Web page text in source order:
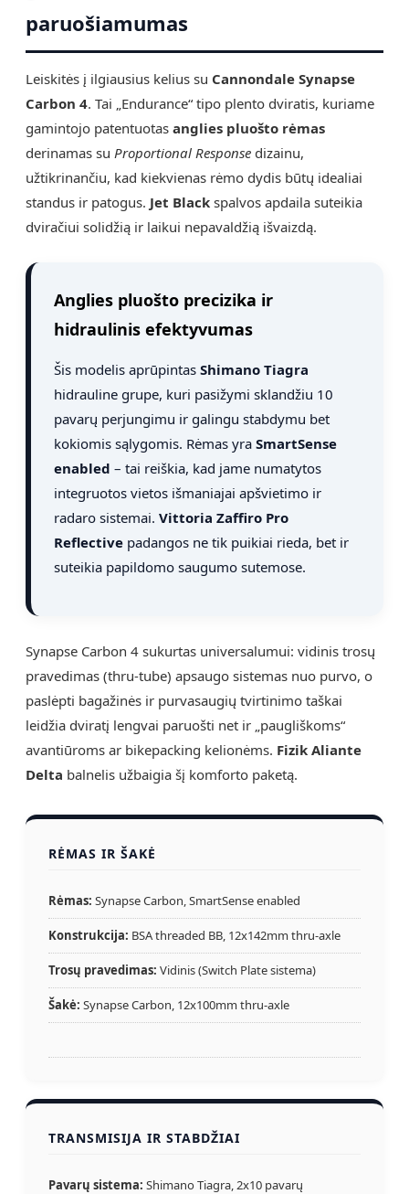
paruošiamumas
Leiskitės į ilgiausius kelius su Cannondale Synapse
Carbon 4. Tai „Endurance“ tipo plento dviratis, kuriame
gamintojo patentuotas anglies pluošto rėmas
derinamas su Proportional Response dizainu,
užtikrinančiu, kad kiekvienas rėmo dydis būtų idealiai
standus ir patogus. Jet Black spalvos apdaila suteikia
dviračiui solidžią ir laikui nepavaldžią išvaizdą.
Anglies pluošto precizika ir
hidraulinis efektyvumas
Šis modelis aprūpintas Shimano Tiagra
hidrauline grupe, kuri pasižymi sklandžiu 10
pavarų perjungimu ir galingu stabdymu bet
kokiomis sąlygomis. Rėmas yra SmartSense
enabled – tai reiškia, kad jame numatytos
integruotos vietos išmaniajai apšvietimo ir
radaro sistemai. Vittoria Zaffiro Pro
Reflective padangos ne tik puikiai rieda, bet ir
suteikia papildomo saugumo sutemose.
Synapse Carbon 4 sukurtas universalumui: vidinis trosų
pravedimas (thru-tube) apsaugo sistemas nuo purvo, o
paslėpti bagažinės ir purvasaugių tvirtinimo taškai
leidžia dviratį lengvai paruošti net ir „paugliškoms“
avantiūroms ar bikepacking kelionėms. Fizik Aliante
Delta balnelis užbaigia šį komforto paketą.
RĖMAS IR ŠAKĖ
Rėmas: Synapse Carbon, SmartSense enabled
Konstrukcija: BSA threaded BB, 12x142mm thru-axle
Trosų pravedimas: Vidinis (Switch Plate sistema)
Šakė: Synapse Carbon, 12x100mm thru-axle
TRANSMISIJA IR STABDŽIAI
Pavarų sistema: Shimano Tiagra, 2x10 pavarų